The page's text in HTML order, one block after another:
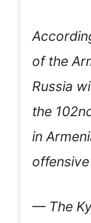
of the
Russia
the
in
— The